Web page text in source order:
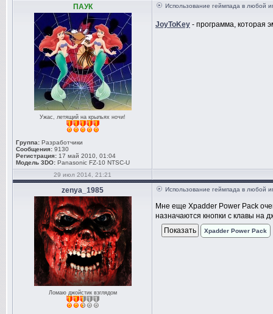
ПАУК
Ужас, летящий на крыльях ночи!
Группа: Разработчики
Сообщения: 9130
Регистрация: 17 май 2010, 01:04
Модель 3DO: Panasonic FZ-10 NTSC-U
Использование геймпада в любой
JoyToKey - программа, которая
29 июл 2014, 21:21
zenya_1985
Ломаю джойстик взглядом
Использование геймпада в любой
Мне еще Xpadder Power Pack
назначаются кнопки с клавы на
Xpadder Power Pack